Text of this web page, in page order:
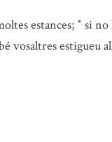
estances; * si no
vosaltres estigueu